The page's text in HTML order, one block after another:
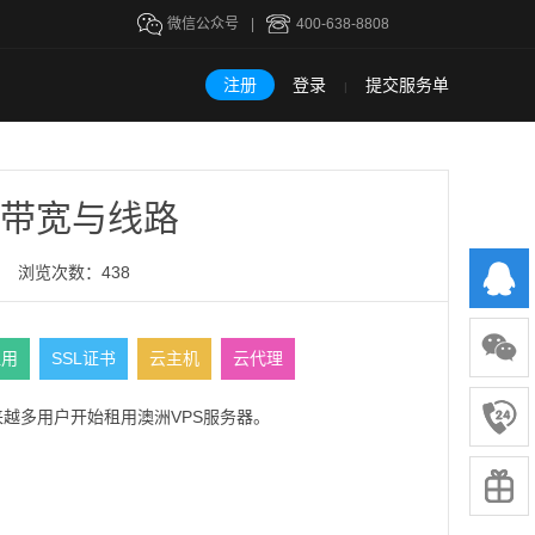
400-638-8808
微信公众号
注册 登录 | 提交服务单
宽与线路
浏览次数：438
SSL证书 云主机 云代理
多用户开始租用澳洲VPS服务器。